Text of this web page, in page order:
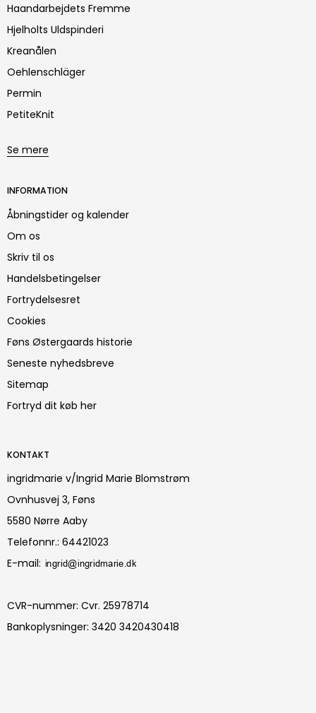
Haandarbejdets Fremme
Hjelholts Uldspinderi
Kreanålen
Oehlenschläger
Permin
PetiteKnit
Se mere
INFORMATION
Åbningstider og kalender
Om os
Skriv til os
Handelsbetingelser
Fortrydelsesret
Cookies
Føns Østergaards historie
Seneste nyhedsbreve
Sitemap
Fortryd dit køb her
KONTAKT
ingridmarie v/Ingrid Marie Blomstrøm
Ovnhusvej 3, Føns
5580 Nørre Aaby
Telefonnr.: 64421023
E-mail:
CVR-nummer: Cvr. 25978714
Bankoplysninger: 3420 3420430418